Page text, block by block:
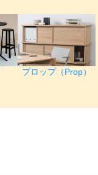
プロップ（Prop）